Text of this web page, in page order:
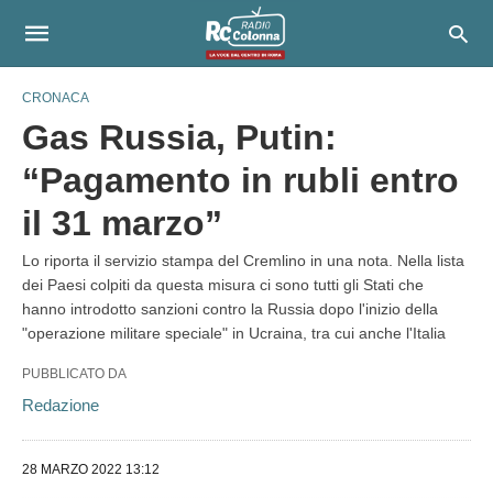
CRONACA
Gas Russia, Putin:
“Pagamento in rubli entro
il 31 marzo”
Lo riporta il servizio stampa del Cremlino in una nota. Nella lista
dei Paesi colpiti da questa misura ci sono tutti gli Stati che
hanno introdotto sanzioni contro la Russia dopo l'inizio della
"operazione militare speciale" in Ucraina, tra cui anche l'Italia
PUBBLICATO DA
Redazione
28 MARZO 2022 13:12